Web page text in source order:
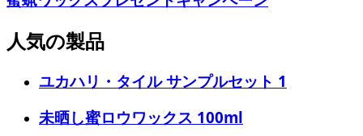
人気の製品
ユカハリ・タイル サンプルセット 1
未晒し蜜ロウワックス 100ml